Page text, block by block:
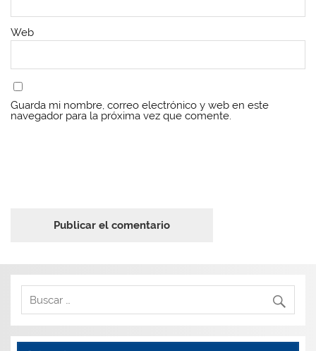
Web
Guarda mi nombre, correo electrónico y web en este
navegador para la próxima vez que comente.